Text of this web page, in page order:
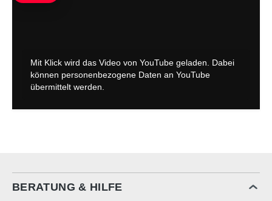
BERATUNG & HILFE